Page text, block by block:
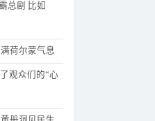
总剧 比如
荷尔蒙气息
观众们的“心